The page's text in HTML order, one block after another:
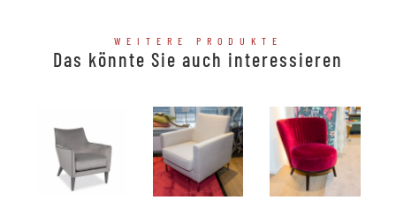
WEITERE PRODUKTE
Das könnte Sie auch interessieren